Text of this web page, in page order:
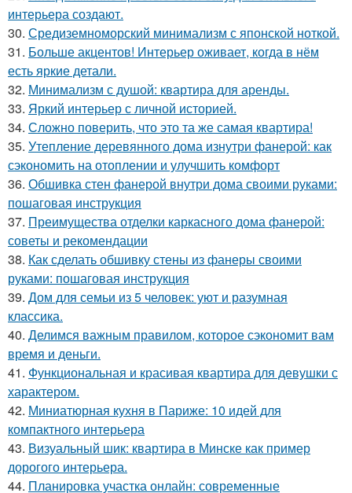
интерьера создают.
30. Средиземноморский минимализм с японской ноткой.
31. Больше акцентов! Интерьер оживает, когда в нём
есть яркие детали.
32. Минимализм с душой: квартира для аренды.
33. Яркий интерьер с личной историей.
34. Сложно поверить, что это та же самая квартира!
35. Утепление деревянного дома изнутри фанерой: как
сэкономить на отоплении и улучшить комфорт
36. Обшивка стен фанерой внутри дома своими руками:
пошаговая инструкция
37. Преимущества отделки каркасного дома фанерой:
советы и рекомендации
38. Как сделать обшивку стены из фанеры своими
руками: пошаговая инструкция
39. Дом для семьи из 5 человек: уют и разумная
классика.
40. Делимся важным правилом, которое сэкономит вам
время и деньги.
41. Функциональная и красивая квартира для девушки с
характером.
42. Миниатюрная кухня в Париже: 10 идей для
компактного интерьера
43. Визуальный шик: квартира в Минске как пример
дорогого интерьера.
44. Планировка участка онлайн: современные